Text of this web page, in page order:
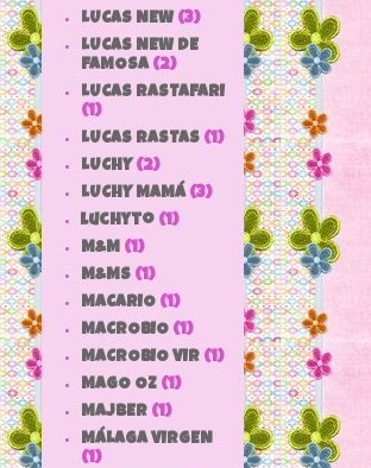
LUCAS NEW (3)
LUCAS NEW DE
FAMOSA (2)
LUCAS RASTAFARI
(1)
LUCAS RASTAS (1)
LUCHY (2)
LUCHY MAMÁ (3)
luchyto (1)
M&M (1)
M&MS (1)
MACARIO (1)
MACROBIO (1)
MACROBIO VIR (1)
MAGO OZ (1)
MAJBER (1)
MÁLAGA VIRGEN
(1)